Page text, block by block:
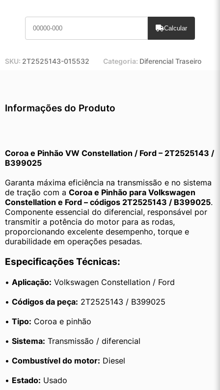
Calcular
SKU: 2T2525143-015532 Categoria: Diferencial Traseiro
Informações do Produto
Coroa e Pinhão VW Constellation / Ford – 2T2525143 /
B399025
Garanta máxima eficiência na transmissão e no sistema
de tração com a Coroa e Pinhão para Volkswagen
Constellation e Ford – códigos 2T2525143 / B399025.
Componente essencial do diferencial, responsável por
transmitir a potência do motor para as rodas,
proporcionando excelente desempenho, torque e
durabilidade em operações pesadas.
Especificações Técnicas:
• Aplicação: Volkswagen Constellation / Ford
• Códigos da peça: 2T2525143 / B399025
• Tipo: Coroa e pinhão
• Sistema: Transmissão / diferencial
• Combustível do motor: Diesel
• Estado: Usado